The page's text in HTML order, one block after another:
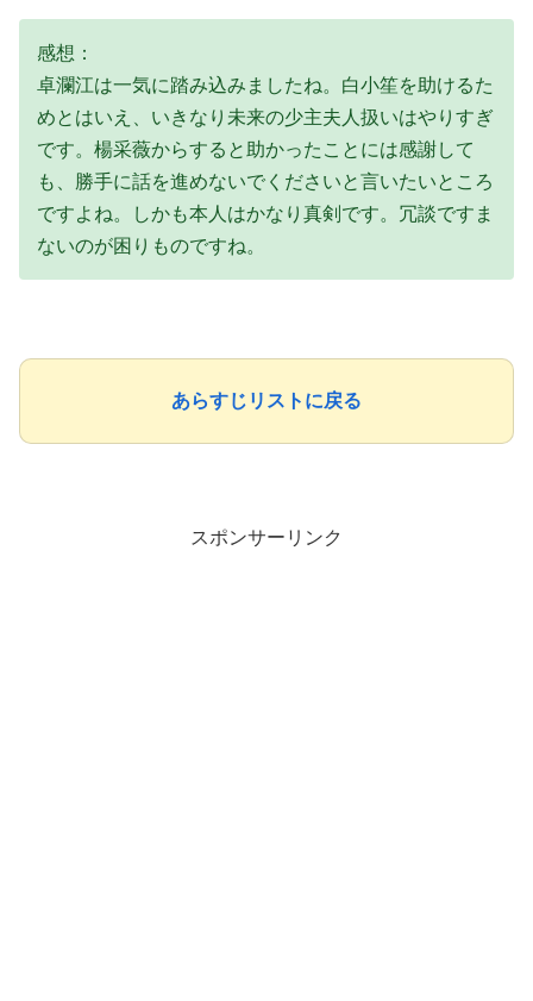
感想：
卓瀾江は一気に踏み込みましたね。白小笙を助けるた
めとはいえ、いきなり未来の少主夫人扱いはやりすぎ
です。楊采薇からすると助かったことには感謝して
も、勝手に話を進めないでくださいと言いたいところ
ですよね。しかも本人はかなり真剣です。冗談ですま
ないのが困りものですね。
あらすじリストに戻る
スポンサーリンク